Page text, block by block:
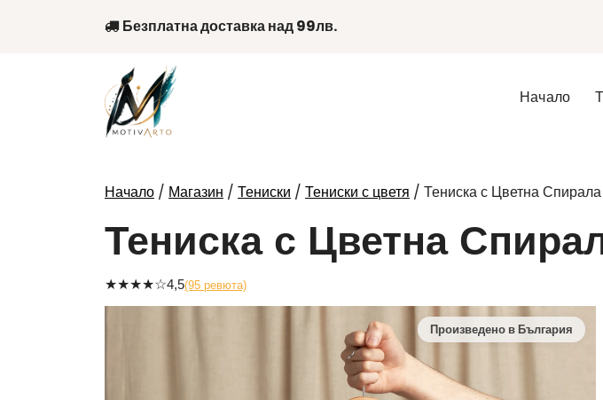
Безплатна доставка над 99лв.
Начало
Начало / Магазин / Тениски / Тениски с цветя / Тениска с Цветна
Тениска с Цветна
★★★★☆4,5(95 ревюта)